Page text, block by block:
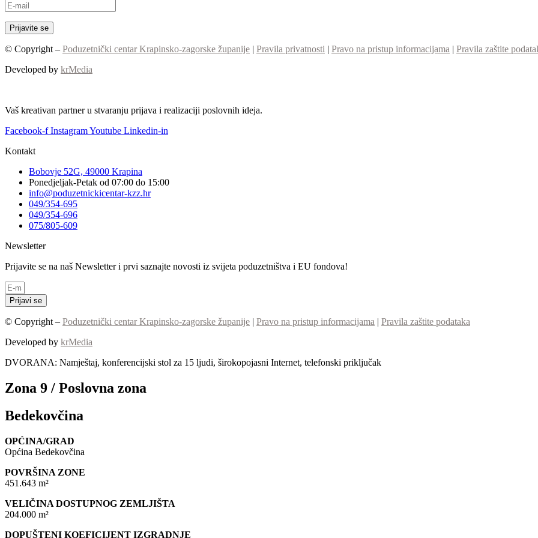
© Copyright – Poduzetnički centar Krapinsko-zagorske županije | Pravila privatnosti | Pravo na pristup informacijama | Pravila zaštite
Developed by krMedia
Vaš kreativan partner u stvaranju prijava i realizaciji poslovnih ideja.
Facebook-f InstagramYoutube Linkedin-in
Kontakt
Bobovje 52G, 49000 Krapina
Ponedjeljak-Petak od 07:00 do 15:00
info@poduzetnickicentar-kzz.hr
049/354-695
049/354-696
075/805-609
Newsletter
Prijavite se na naš Newsletter i prvi saznajte novosti iz svijeta poduzetništva i EU fondova!
Prijavi se
© Copyright – Poduzetnički centar Krapinsko-zagorske županije | Pravo na pristup informacijama | Pravila zaštite podataka
Developed by krMedia
DVORANA: Namještaj, konferencijski stol za 15 ljudi, širokopojasni Internet, telefonski priključak
Zona 9 / Poslovna zona
Bedekovčina
OPĆINA/GRAD
Općina Bedekovčina
POVRŠINA ZONE
451.643 m²
VELIČINA DOSTUPNOG ZEMLJIŠTA
204.000 m²
DOPUŠTENI KOEFICIJENT IZGRADNJE